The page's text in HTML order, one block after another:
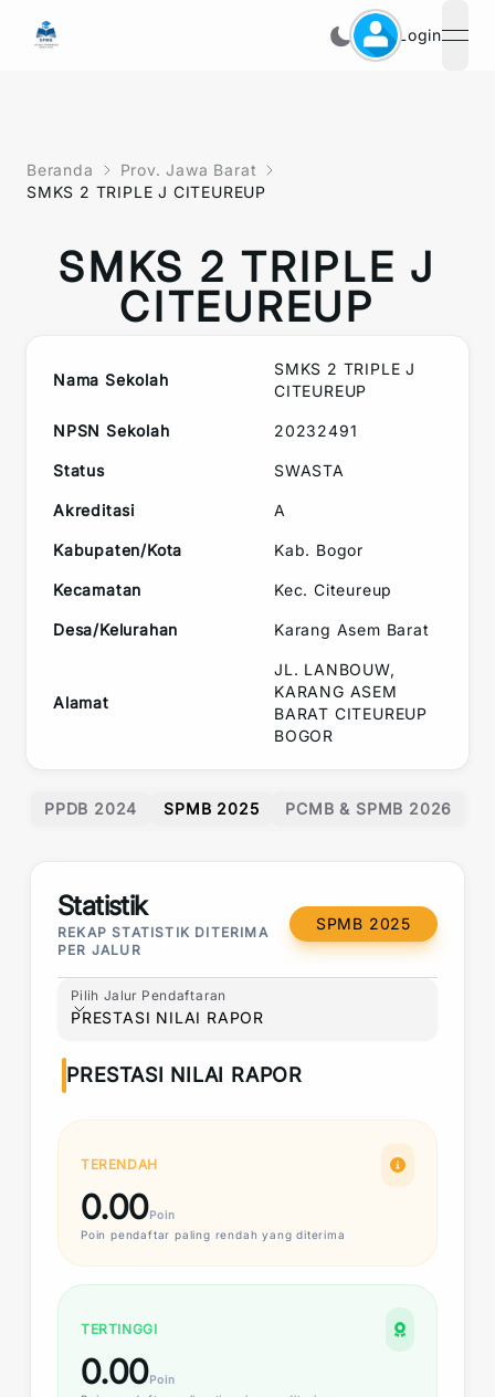
Login
Beranda
Prov. Jawa Barat
SMKS 2 TRIPLE J CITEUREUP
SMKS 2 TRIPLE J
CITEUREUP
Nama Sekolah
SMKS 2 TRIPLE J
CITEUREUP
NPSN Sekolah 20232491
Status SWASTA
Akreditasi A
Kabupaten/Kota Kab. Bogor
Kecamatan Kec. Citeureup
Desa/Kelurahan Karang Asem Barat
Alamat
JL. LANBOUW,
KARANG ASEM
BARAT CITEUREUP
BOGOR
PPDB 2024 SPMB 2025 PCMB & SPMB 2026
Statistik
REKAP STATISTIK DITERIMA
PER JALUR
SPMB 2025
Pilih Jalur Pendaftaran
Pilih Jalur Pendaftaran
PRESTASI NILAI RAPOR
PRESTASI NILAI RAPOR
TERENDAH
0.00Poin
Poin pendaftar paling rendah yang diterima
TERTINGGI
0.00Poin